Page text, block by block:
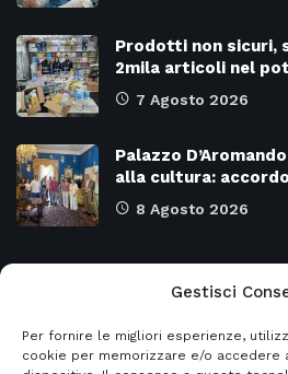
Gestisci
Per fornire le migliori esperienze,
cookie per memorizzare e/o accedere
Prodotti non sicuri,
2mila articoli nel
7 Agosto 2026
Palazzo
alla cultura:
8 Agosto 2026
Attualità 8977